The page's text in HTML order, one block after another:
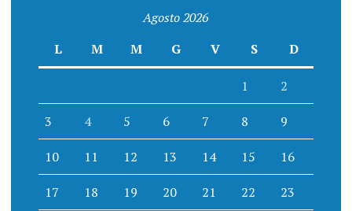
Agosto 2026
L
M M G V S D
1 2
3 4 5 6 7 8 9
10 11 12 13 14 15 16
17 18 19 20 21 22 23